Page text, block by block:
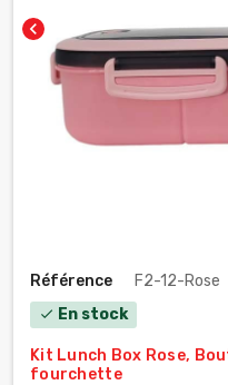
chevron_left
Référence F2-12-Rose
check En stock
Kit Lunch Box Rose,
fourchette